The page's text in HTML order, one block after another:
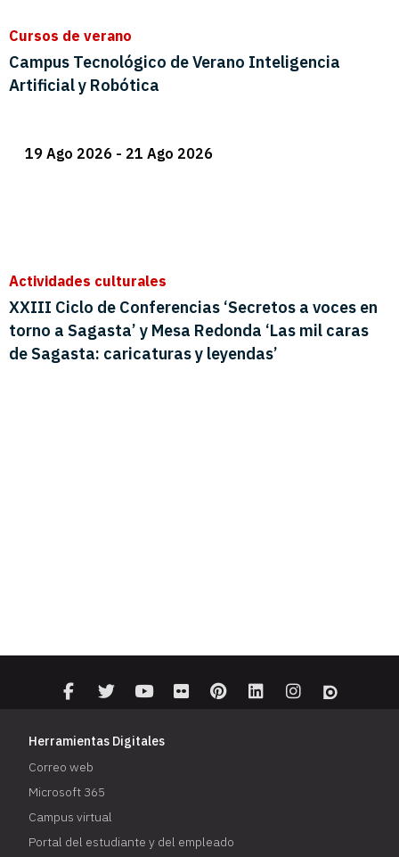
Herramientas Digitales
Correo web
Microsoft 365
Campus virtual
Portal del estudiante y del empleado